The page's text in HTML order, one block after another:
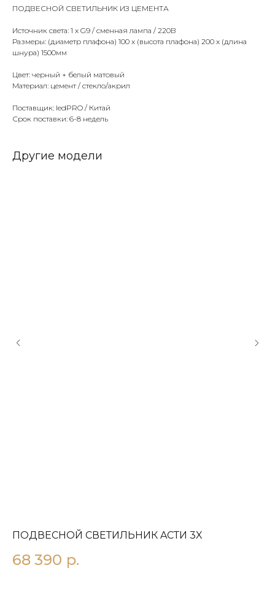
ПОДВЕСНОЙ СВЕТИЛЬНИК ИЗ ЦЕМЕНТА
Источник света: 1 х G9 / сменная лампа / 220В
Размеры: (диаметр плафона) 100 x (высота плафона) 200 х (длина
шнура) 1500мм
Цвет: черный + белый матовый
Материал: цемент / стекло/акрил
Поставщик: ledPRO / Китай
Срок поставки: 6-8 недель
Другие модели
ПОДВЕСНОЙ СВЕТИЛЬНИК AСТИ 3X
68 390 р.